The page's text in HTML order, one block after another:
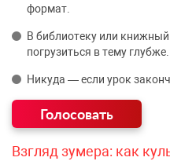
формат.
В библиотеку или
погрузиться в тему глубже.
Никуда — если урок
Взгляд зумера: как